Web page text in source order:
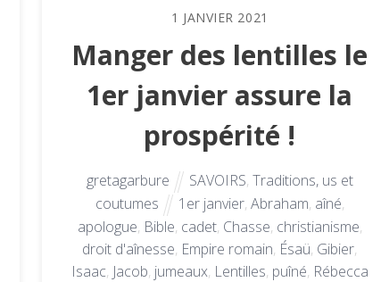
1 JANVIER 2021
Manger des lentilles le
1er janvier assure la
prospérité !
gretagarbure SAVOIRS,Traditions, us et
coutumes
1er janvier,Abraham, aîné,
apologue, Bible, cadet, Chasse, christianisme,
droit d'aînesse, Empire romain, Ésaü, Gibier,
Isaac, Jacob, jumeaux, Lentilles, puîné, Rébecca